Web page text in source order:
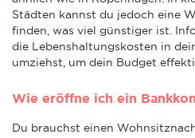
Städten kannst du jedoch eine
finden, was viel günstiger ist.
die Lebenshaltungskosten in
umziehst, um dein Budget
Wie eröffne ich ein
Du brauchst einen